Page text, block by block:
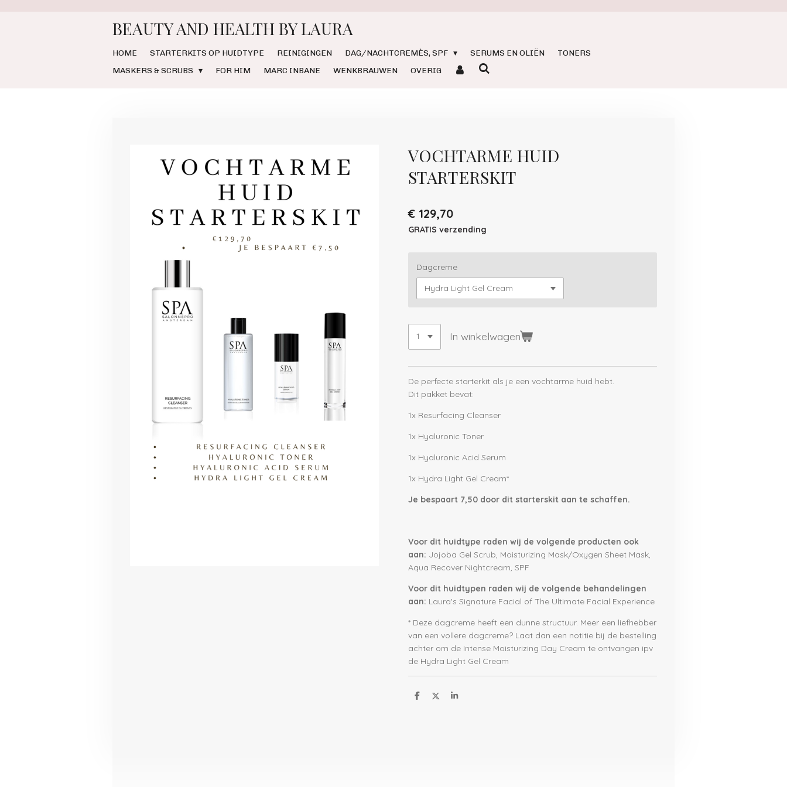
BEAUTY AND HEALTH BY LAURA
HOME STARTERKITS OP HUIDTYPE REINIGINGEN DAG/NACHTCREMÈS, SPF SERUMS EN OLIËN
TONERS
MASKERS & SCRUBS
FOR HIM MARC INBANE WENKBRAUWEN OVERIG
VOCHTARME HUID
STARTERSKIT
€ 129,70
GRATIS verzending
Dagcreme
In winkelwagen
De perfecte starterkit als je een vochtarme huid hebt.
Dit pakket bevat:
1x Resurfacing Cleanser
1x Hyaluronic Toner
1x Hyaluronic Acid Serum
1x Hydra Light Gel Cream*
Je bespaart 7,50 door dit starterskit aan te schaffen.
Voor dit huidtype raden wij de volgende producten ook
aan: Jojoba Gel Scrub, Moisturizing Mask/Oxygen Sheet Mask,
Aqua Recover Nightcream, SPF
Voor dit huidtypen raden wij de volgende behandelingen
aan: Laura's Signature Facial of The Ultimate Facial Experience
* Deze dagcreme heeft een dunne structuur. Meer een liefhebber
van een vollere dagcreme? Laat dan een notitie bij de bestelling
achter om de Intense Moisturizing Day Cream te ontvangen ipv
de Hydra Light Gel Cream
D
D
S